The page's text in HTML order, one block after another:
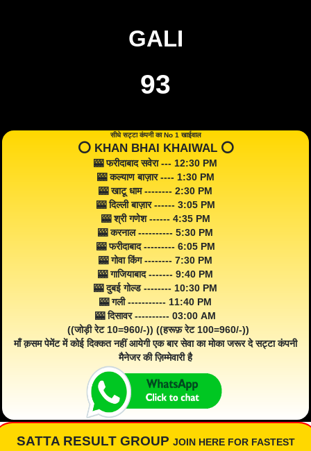
GALI
93
सीधे सट्टा कंपनी का No 1 खाईवाल
⭕️ KHAN BHAI KHAIWAL ⭕️
🎰 फरीदाबाद सवेरा --- 12:30 PM
🎰 कल्याण बाज़ार ---- 1:30 PM
🎰 खाटू धाम -------- 2:30 PM
🎰 दिल्ली बाज़ार ------ 3:05 PM
🎰 श्री गणेश ------ 4:35 PM
🎰 करनाल ---------- 5:30 PM
🎰 फरीदाबाद --------- 6:05 PM
🎰 गोवा किंग -------- 7:30 PM
🎰 गाजियाबाद ------- 9:40 PM
🎰 दुबई गोल्ड -------- 10:30 PM
🎰 गली ----------- 11:40 PM
🎰 दिसावर ---------- 03:00 AM
((जोड़ी रेट 10=960/-)) ((हरूफ़ रेट 100=960/-))
माँ क़सम पेमेंट में कोई दिक्कत नहीं आयेगी एक बार सेवा का मोका जरूर दे सट्टा कंपनी
मैनेजर की ज़िम्मेवारी है
SATTA RESULT GROUP JOIN HERE FOR FASTEST